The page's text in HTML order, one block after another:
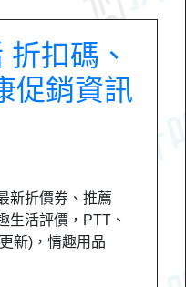
扣碼、
促銷資訊
新折價券、推薦
生活評價，PTT、
新)，情趣用品